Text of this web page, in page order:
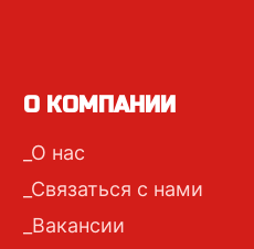
О КОМПАНИИ
О нас
Связаться с нами
Вакансии